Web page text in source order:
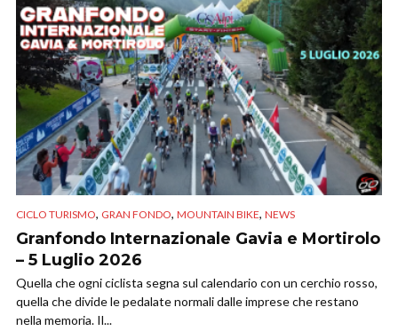
CICLO TURISMO, GRAN FONDO, MOUNTAIN BIKE, NEWS
Granfondo Internazionale Gavia e Mortirolo
– 5 Luglio 2026
Quella che ogni ciclista segna sul calendario con un cerchio rosso,
quella che divide le pedalate normali dalle imprese che restano
nella memoria. Il...